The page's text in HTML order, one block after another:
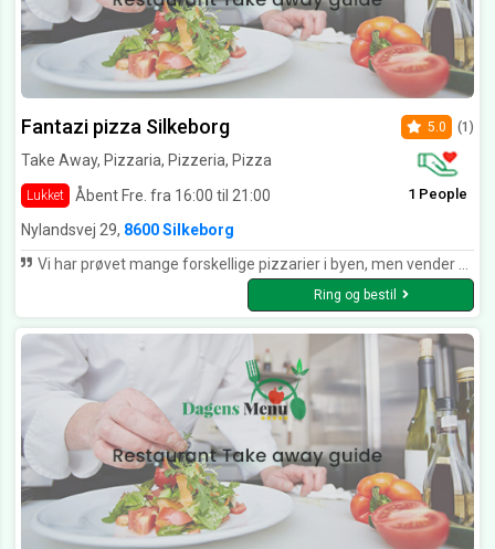
Fantazi pizza Silkeborg
Take Away, Pizzaria, Pizzeria, Pizza
Lukket Åbent Fre. fra 16:00 til 21:00
5.0 (1)
1 People
Nylandsvej 29, 8600 Silkeborg
Vi har prøvet mange forskellige pizzarier i byen, men vender altid tilbage til Fantazi på trods af, at vi er flyttet ud af byen. Dejlig mad og fantastisk personale.
Ring og bestil